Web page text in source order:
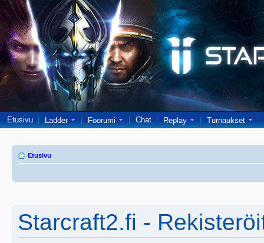
Etusivu Ladder Foorumi Chat Replay Turnaukset
Etusivu
Starcraft2.fi -